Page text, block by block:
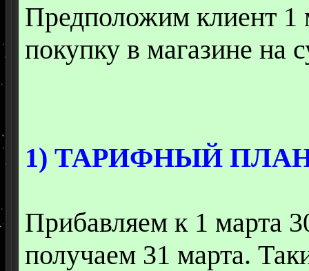
Предположим клиент 1
покупку в магазине на
1) ТАРИФНЫЙ
Прибавляем к 1 марта
получаем 31 марта.